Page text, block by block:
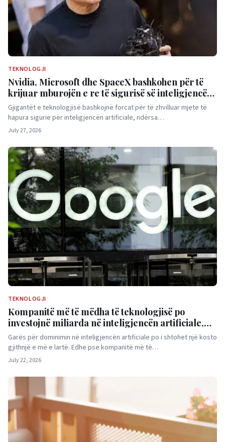
TEKNOLOGJI
Nvidia, Microsoft dhe SpaceX bashkohen për të
krijuar mburojën e re të sigurisë së inteligjencës
artificiale
Gjigantët e teknologjisë bashkojnë forcat për të zhvilluar mjete të
hapura sigurie për inteligjencën artificiale, ndërsa…
July 27, 2026
TEKNOLOGJI
Kompanitë më të mëdha të teknologjisë po
investojnë miliarda në inteligjencën artificiale,
por fitimet nuk po rriten me të njëjtin ritëm
Garës për dominimin në inteligjencën artificiale po i shtohet një kosto
gjithnjë e më e lartë. Edhe pse kompanitë më të…
July 22, 2026